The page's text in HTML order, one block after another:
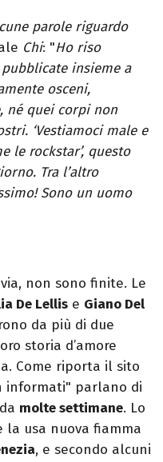
parole riguardo
Chi: "Ho riso
insieme a
osceni,
né quei corpi non
‘Vestiamoci male e
le rockstar’, questo
Tra l’altro
Sono un uomo
non sono finite. Le
De Lellis e Giano Del
da più di due
storia d’amore
Come riporta il sito
informati" parlano di
molte settimane. Lo
la usa nuova fiamma
, e secondo alcuni